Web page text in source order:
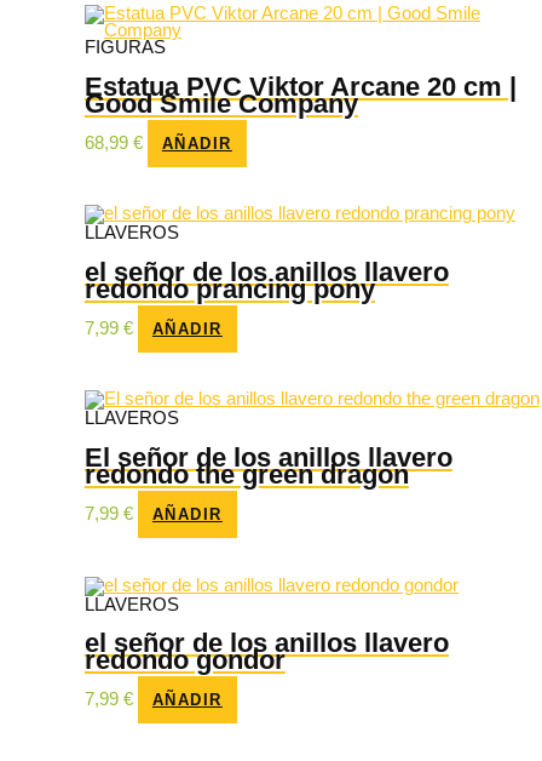
FIGURAS
Estatua PVC Viktor Arcane 20 cm |
Good Smile Company
68,99 € AÑADIR
LLAVEROS
el señor de los anillos llavero
redondo prancing pony
7,99 € AÑADIR
LLAVEROS
El señor de los anillos llavero
redondo the green dragon
7,99 € AÑADIR
LLAVEROS
el señor de los anillos llavero
redondo gondor
7,99 € AÑADIR